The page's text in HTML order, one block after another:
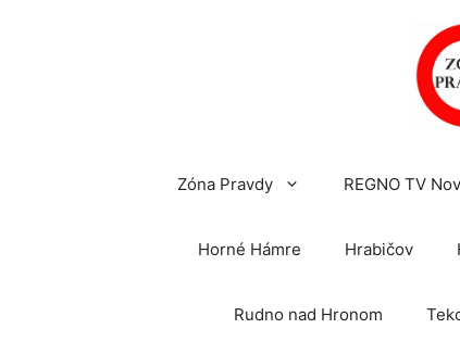
Zóna Pravdy REGNO TV
Horné Hámre Hrabičov
Rudno nad Hronom